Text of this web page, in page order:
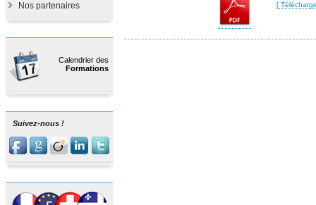
Nos partenaires
Calendrier des
Formations
Suivez-nous !
[